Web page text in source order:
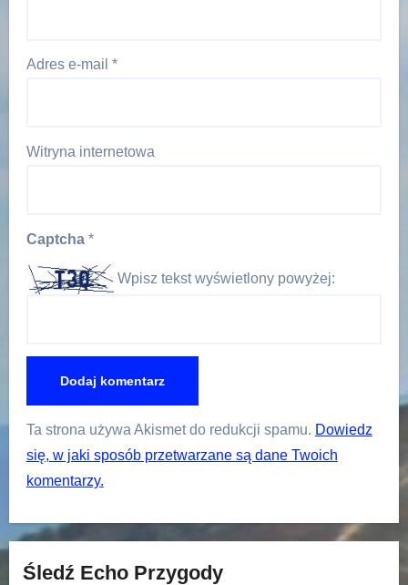
Adres e-mail *
Witryna internetowa
Captcha *
Wpisz tekst wyświetlony powyżej:
Ta strona używa Akismet do redukcji spamu. Dowiedz
się, w jaki sposób przetwarzane są dane Twoich
komentarzy.
Śledź Echo Przygody